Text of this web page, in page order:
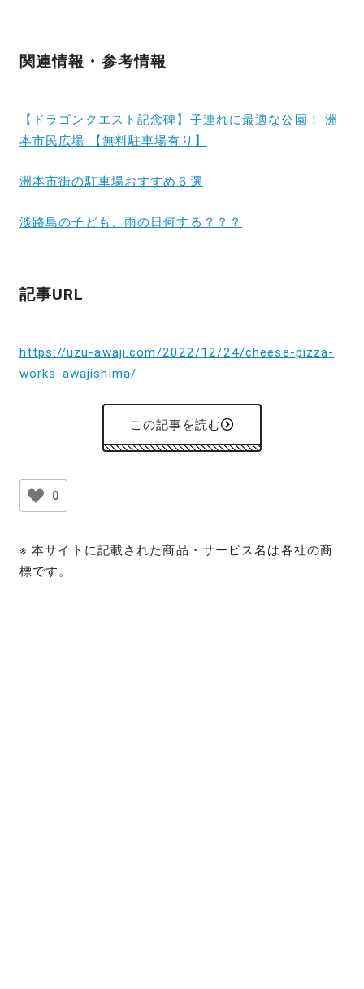
関連情報・参考情報
【ドラゴンクエスト記念碑】子連れに最適な公園！ 洲
本市民広場 【無料駐車場有り】
洲本市街の駐車場おすすめ６選
淡路島の子ども、雨の日何する？？？
記事URL
https://uzu-awaji.com/2022/12/24/cheese-pizza-
works-awajishima/
この記事を読む
0
※ 本サイトに記載された商品・サービス名は各社の商
標です。